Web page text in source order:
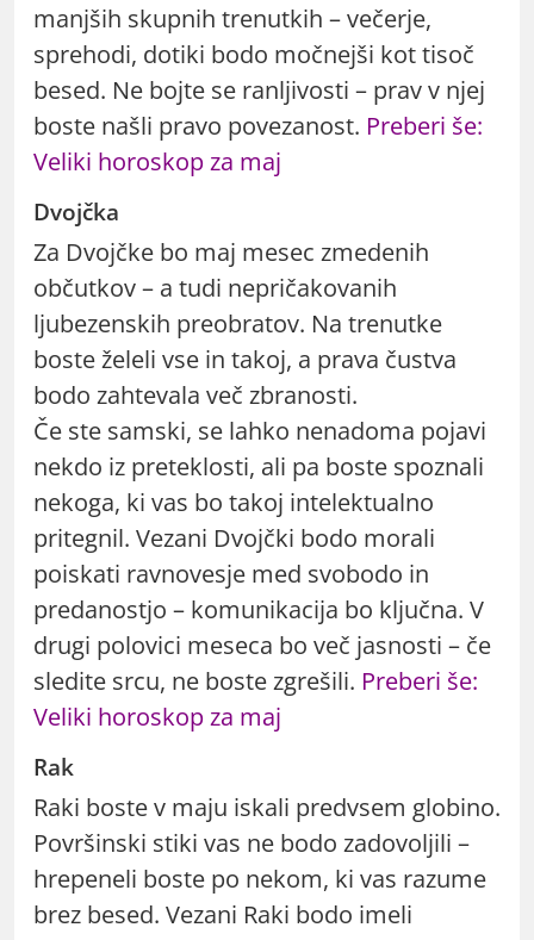
manjših skupnih trenutkih – večerje,
sprehodi, dotiki bodo močnejši kot tisoč
besed. Ne bojte se ranljivosti – prav v njej
boste našli pravo povezanost. Preberi še:
Veliki horoskop za maj
Dvojčka
Za Dvojčke bo maj mesec zmedenih
občutkov – a tudi nepričakovanih
ljubezenskih preobratov. Na trenutke
boste želeli vse in takoj, a prava čustva
bodo zahtevala več zbranosti.
Če ste samski, se lahko nenadoma pojavi
nekdo iz preteklosti, ali pa boste spoznali
nekoga, ki vas bo takoj intelektualno
pritegnil. Vezani Dvojčki bodo morali
poiskati ravnovesje med svobodo in
predanostjo – komunikacija bo ključna. V
drugi polovici meseca bo več jasnosti – če
sledite srcu, ne boste zgrešili. Preberi še:
Veliki horoskop za maj
Rak
Raki boste v maju iskali predvsem globino.
Površinski stiki vas ne bodo zadovoljili –
hrepeneli boste po nekom, ki vas razume
brez besed. Vezani Raki bodo imeli